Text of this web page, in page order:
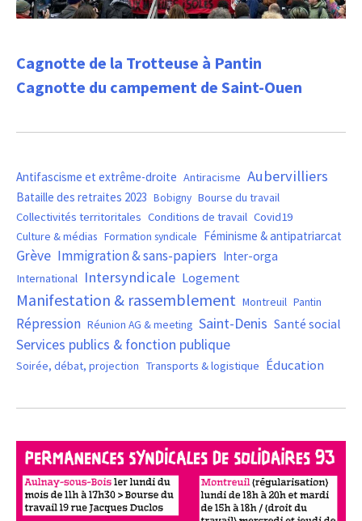
Cagnotte de la Trotteuse à Pantin
Cagnotte du campement de Saint-Ouen
Antifascisme et extrême-droite Antiracisme Aubervilliers
Bataille des retraites 2023 Bobigny Bourse du travail
Collectivités territoritales Conditions de travail Covid19
Culture & médias Formation syndicale Féminisme & antipatriarcat
Grève Immigration & sans-papiers Inter-orga
International Intersyndicale Logement
Manifestation & rassemblement Montreuil Pantin
Répression Réunion AG & meeting Saint-Denis Santé social
Services publics & fonction publique
Soirée, débat, projection Transports & logistique Éducation